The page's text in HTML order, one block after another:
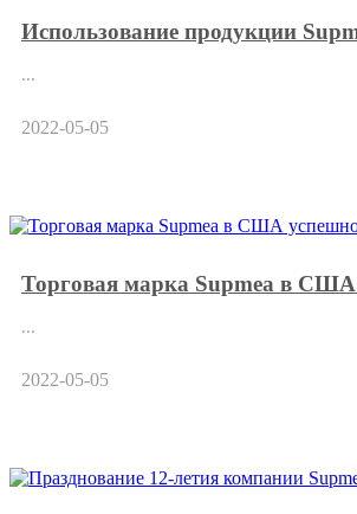
...
2022-05-05
...
2022-05-05